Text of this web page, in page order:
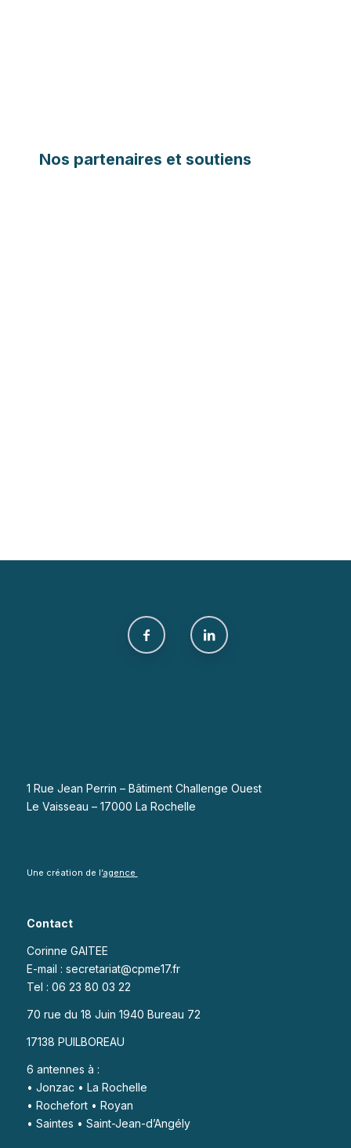
Nos partenaires et soutiens
1 Rue Jean Perrin – Bâtiment Challenge Ouest
Le Vaisseau – 17000 La Rochelle
Une création de l’agence
Contact
Corinne GAITEE
E-mail : secretariat@cpme17.fr
Tel : 06 23 80 03 22
70 rue du 18 Juin 1940 Bureau 72
17138 PUILBOREAU
6 antennes à :
• Jonzac • La Rochelle
• Rochefort • Royan
• Saintes • Saint-Jean-d’Angély